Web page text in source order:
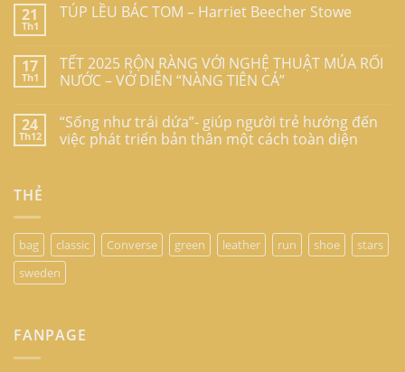
21
Th1
TÚP LỀU BÁC TOM – Harriet Beecher Stowe
17
Th1
TẾT 2025 RỘN RÀNG VỚI NGHỆ THUẬT MÚA RỐI
NƯỚC – VỞ DIỄN “NÀNG TIÊN CÁ”
24
Th12
“Sống như trái dứa”- giúp người trẻ hướng đến
việc phát triển bản thân một cách toàn diện
THẺ
bag classic Converse green leather run shoe
stars
sweden
FANPAGE